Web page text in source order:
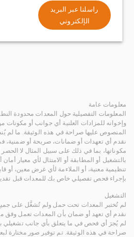
راسلنا عبر البريد
الإلكتروني
معلومات عامة
المعلومات التفصيلية حول المعدات محدودة
وإخوانه للمزادات العلنية أي جوانب أو مكونات
المنصوص عليها صراحة في هذه الوثيقة. ما لم
نقدم أي تعهدات أو ضمانات، صريحة أو ضمنية،
مكوناتها، بما في ذلك على سبيل المثال لا
بالتشغيل أو المطابقة أو الامتثال لأي معيار
تنظيمية معنية، أو الملاءمة لأي غرض معين، أو
بإجراء فحص تفصيلي خاص بك للمعدات قبل
التشغيل
لم تُختبر المعدات تحت حمل ولم تُشغَّل على
نقدم أي تعهد أو ضمان بأن المعدات تعمل وفق
لم يُجرَ أي فحص في ما يتعلق بأي جانب تشغيلي
صراحة في هذه الوثيقة. تم توفير صور مختارة